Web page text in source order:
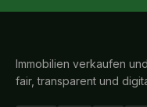
Immobilien verkaufen
fair, transparent und